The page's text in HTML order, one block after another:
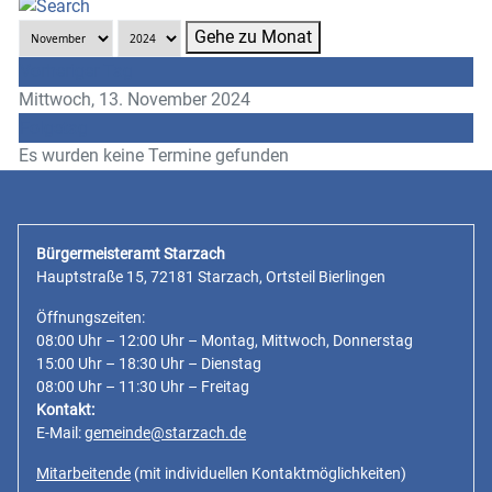
Gehe zu Monat
Mittwoch, 13. November 2024
Es wurden keine Termine gefunden
Bürgermeisteramt Starzach
Hauptstraße 15, 72181 Starzach, Ortsteil Bierlingen
Öffnungszeiten:
08:00 Uhr – 12:00 Uhr – Montag, Mittwoch, Donnerstag
15:00 Uhr – 18:30 Uhr – Dienstag
08:00 Uhr – 11:30 Uhr – Freitag
Kontakt:
E-Mail:gemeinde@starzach.de
Mitarbeitende (mit individuellen Kontaktmöglichkeiten)